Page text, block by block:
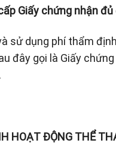
Giấy chứng nhận
sử dụng phí thẩm
đây gọi là Giấy
HOẠT ĐỘNG THỂ